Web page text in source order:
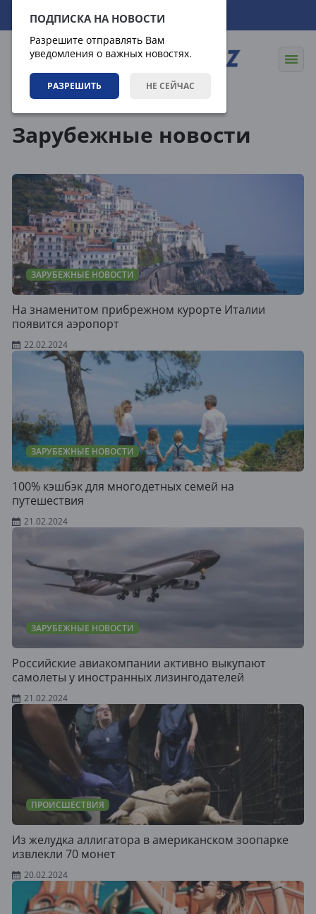
ПОДПИСКА НА НОВОСТИ
Разрешите отправлять Вам
уведомления о важных новостях.
РАЗРЕШИТЬ НЕ СЕЙЧАС
07.08.2026 00:59:08
Зарубежные новости
ЗАРУБЕЖНЫЕ НОВОСТИ
На знаменитом прибрежном курорте Италии
появится аэропорт
22.02.2024
ЗАРУБЕЖНЫЕ НОВОСТИ
100% кэшбэк для многодетных семей на
путешествия
21.02.2024
ЗАРУБЕЖНЫЕ НОВОСТИ
Российские авиакомпании активно выкупают
самолеты у иностранных лизингодателей
21.02.2024
ПРОИСШЕСТВИЯ
Из желудка аллигатора в американском зоопарке
извлекли 70 монет
20.02.2024